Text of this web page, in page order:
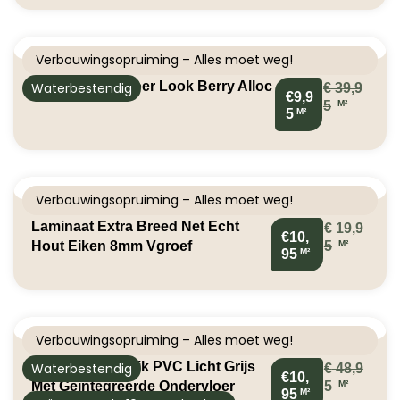
Verbouwingsopruiming – Alles moet weg!
Waterbestendig
Klik PVC Gietvloer Look Berry Alloc
€9,9
5 M²
€39,9
5
M²
Verbouwingsopruiming – Alles moet weg!
Laminaat Extra Breed Net Echt
Hout Eiken 8mm Vgroef
€10,
95 M²
€19,9
5
M²
Verbouwingsopruiming – Alles moet weg!
Waterbestendig
2in1 Visgraat Klik PVC Licht Grijs
Met Geïntegreerde Ondervloer
€10,
95 M²
€48,9
5
M²